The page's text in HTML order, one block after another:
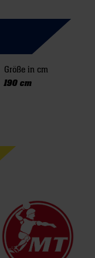
Größe in cm
190 cm